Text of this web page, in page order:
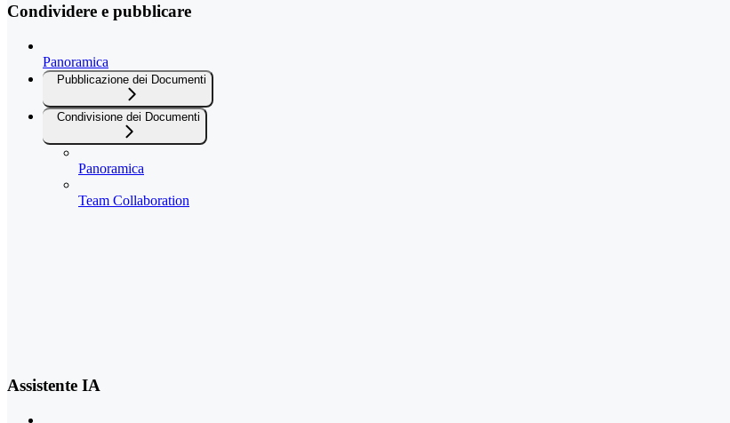
Condividere e pubblicare
Panoramica
Pubblicazione dei Documenti
Condivisione dei Documenti
Panoramica
Team Collaboration
Assistente IA